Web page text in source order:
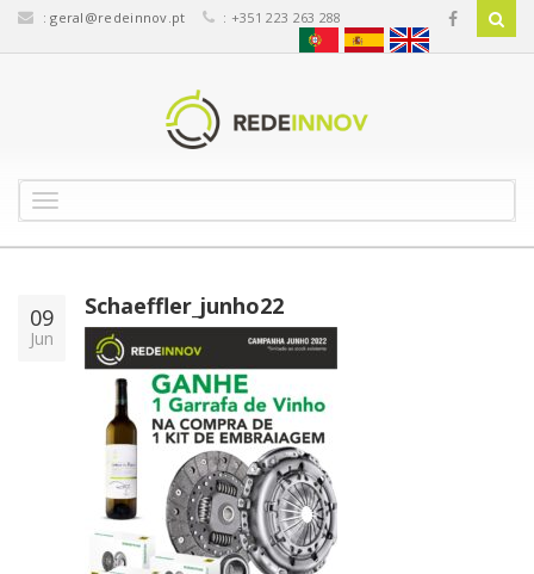
:geral@redeinnov.pt : +351 223 263 288
o
g
l
e
n
a
v
i
g
a
t
i
o
n
09
Jun
Schaeffler_junho22